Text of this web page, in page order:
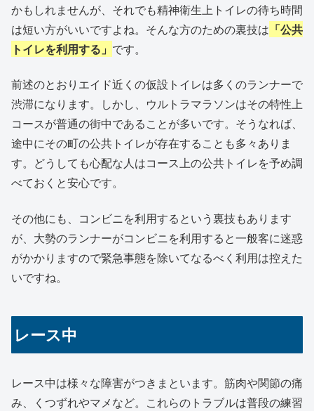
かもしれませんが、それでも精神衛生上トイレの待ち時間
は短い方がいいですよね。そんな方のための裏技は 「公共
トイレを利用する」 です。
前述のとおりエイド近くの仮設トイレは多くのランナーで
渋滞になります。しかし、ウルトラマラソンはその特性上
コースが普通の街中であることが多いです。そうなれば、
途中にその町の公共トイレが存在することも多々ありま
す。どうしても心配な人はコース上の公共トイレを予め調
べておくと安心です。
その他にも、コンビニを利用するという裏技もあります
が、大勢のランナーがコンビニを利用すると一般客に迷惑
がかかりますので緊急事態を除いてなるべく利用は控えた
いですね。
レース中
レース中は様々な障害がつきまといます。筋肉や関節の痛
み、くつずれやマメなど。これらのトラブルは普段の練習